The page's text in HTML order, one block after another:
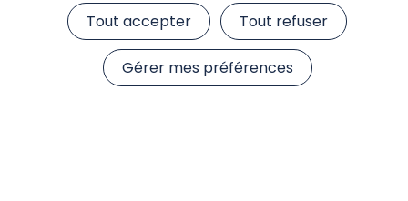
Tout accepter
Tout refuser
Gérer mes préférences
Fiche Reporting
Lettre d’information aux porteurs de parts